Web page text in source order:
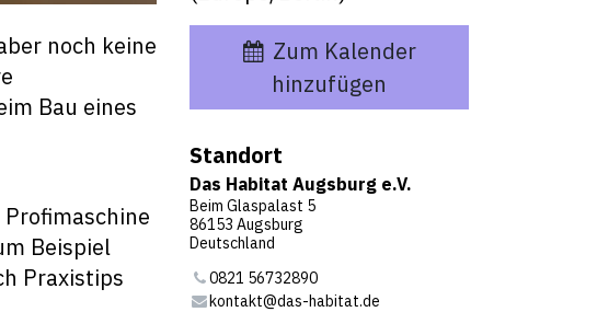
noch keine
Bau eines
Beispiel
Praxistips
Zum Kalender
hinzufügen
Standort
Das Habitat Augsburg e.V.
Beim Glaspalast 5
86153 Augsburg
Deutschland
0821 56732890
kontakt@das-habitat.de